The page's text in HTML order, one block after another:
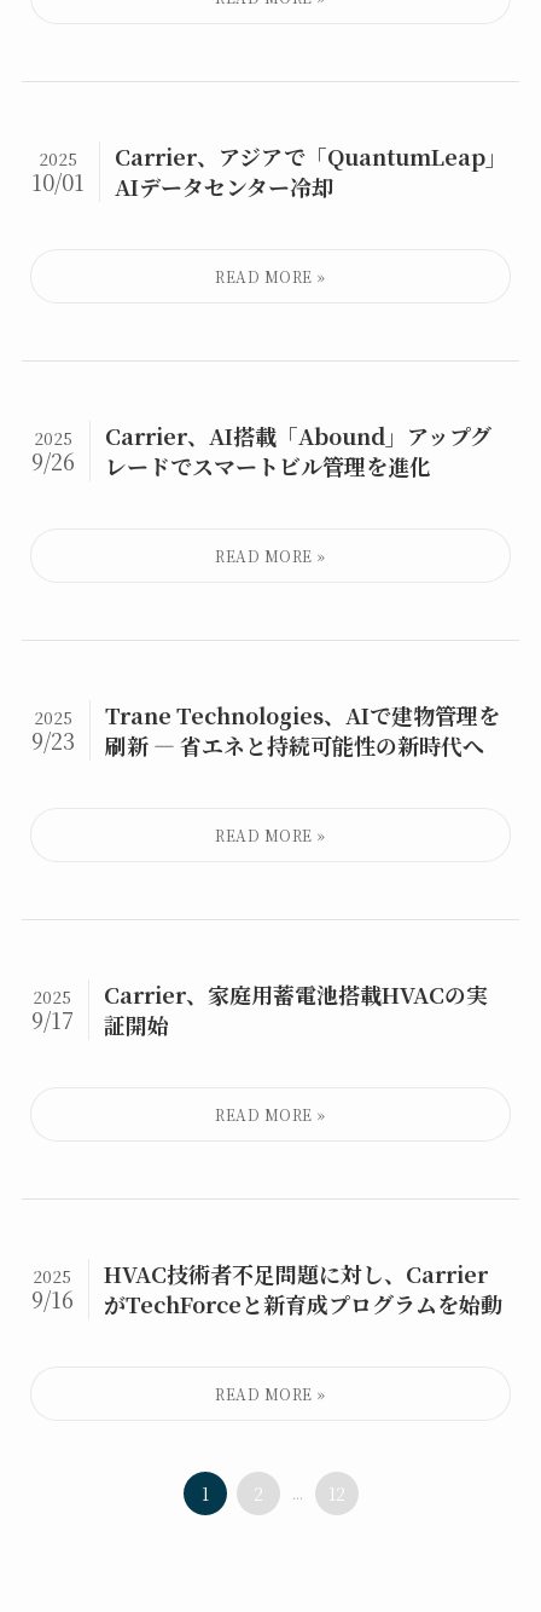
Carrier、アジアで「QuantumLeap」
AIデータセンター冷却
2025
10/01
Carrier、AI搭載「Abound」アップグ
レードでスマートビル管理を進化
2025
9/26
Trane Technologies、AIで建物管理を
刷新 ― 省エネと持続可能性の新時代へ
2025
9/23
Carrier、家庭用蓄電池搭載HVACの実
証開始
2025
9/17
HVAC技術者不足問題に対し、Carrier
がTechForceと新育成プログラムを始動
2025
9/16
1 2 ... 12